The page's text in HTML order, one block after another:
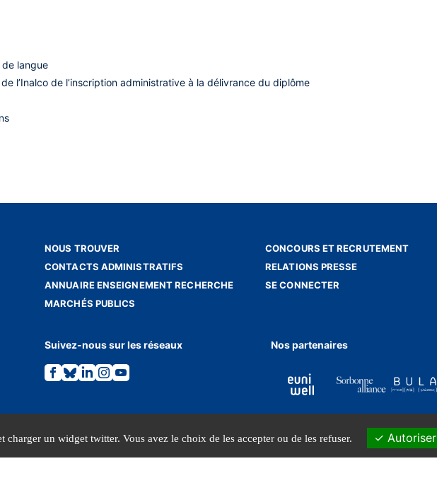
un widget twitter. Vous avez le choix de les accepter ou de les refuser.
Autoriser
de langue
l’Inalco de l’inscription administrative à la délivrance du diplôme
NOUS TROUVER
CONTACTS ADMINISTRATIFS
ANNUAIRE ENSEIGNEMENT RECHERCHE
MARCHÉS PUBLICS
CONCOURS ET RECRUTEMENT
RELATIONS PRESSE
SE CONNECTER
Suivez-nous sur les réseaux
Lien
vers
Facebook.
Lien
vers
Bluesky.
Lien
vers
Linkedin.
Lien
vers
Instagram.
Lien
vers
Youtube.
Nos partenaires
MENTIONS LÉGALESDONNÉES PERSONNELLES